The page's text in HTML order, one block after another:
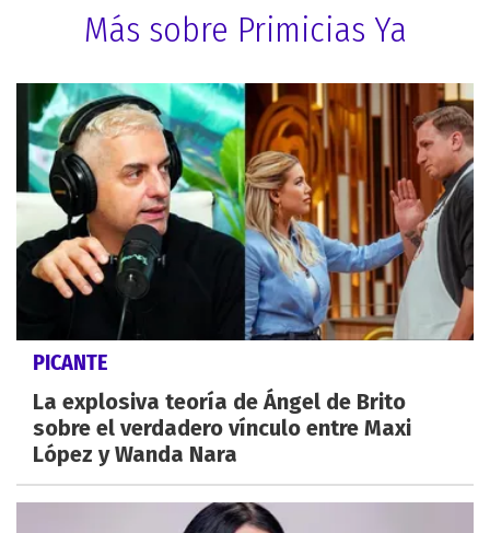
Más sobre Primicias Ya
PICANTE
La explosiva teoría de Ángel de Brito
sobre el verdadero vínculo entre Maxi
López y Wanda Nara